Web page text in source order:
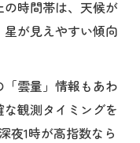
精度を検証
測修正方法
る実践ヒント
件を確認
践的判断法
時間帯は、天候が
が見えやすい傾向
雲量」情報もあわ
観測タイミングを
夜1時が高指数なら